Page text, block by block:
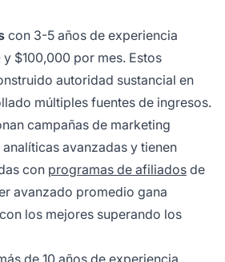
con 3-5 años de experiencia
$100,000 por mes. Estos
autoridad sustancial en
múltiples fuentes de ingresos.
campañas de marketing
avanzadas y tienen
con programas de afiliados de
avanzado promedio gana
los mejores superando los